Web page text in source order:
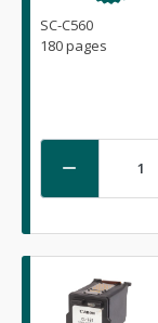
SC-C560
180 pages
